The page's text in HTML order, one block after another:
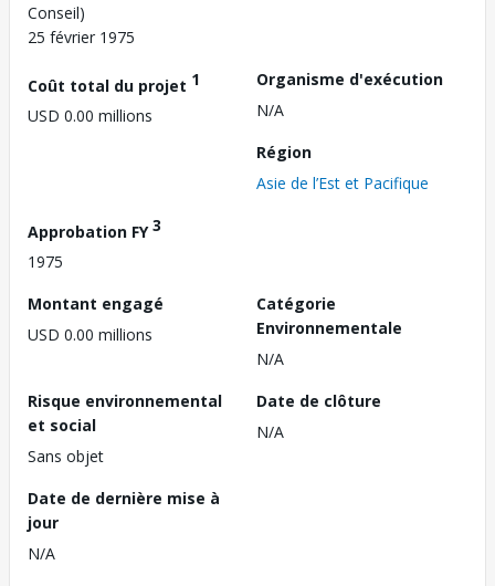
Conseil)
25 février 1975
Coût total du projet 1
USD 0.00 millions
Organisme d'exécution
N/A
Région
Asie de l’Est et Pacifique
Approbation FY3
1975
Montant engagé
USD 0.00 millions
Catégorie
Environnementale
N/A
Risque environnemental
et social
Sans objet
Date de clôture
N/A
Date de dernière mise à
jour
N/A